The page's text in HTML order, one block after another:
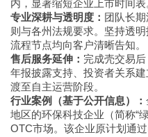
内，显著缩短企业上市时间表
专业深耕与透明度： 团队长
则与各州法规要求。坚持透
流程节点均向客户清晰告知。
售后服务延伸： 完成壳交易后
年报披露支持、投资者关系
渡至自主运营阶段。
行业案例（基于公开信息）：
地区的环保科技企业（简称“
OTC市场。该企业原计划通